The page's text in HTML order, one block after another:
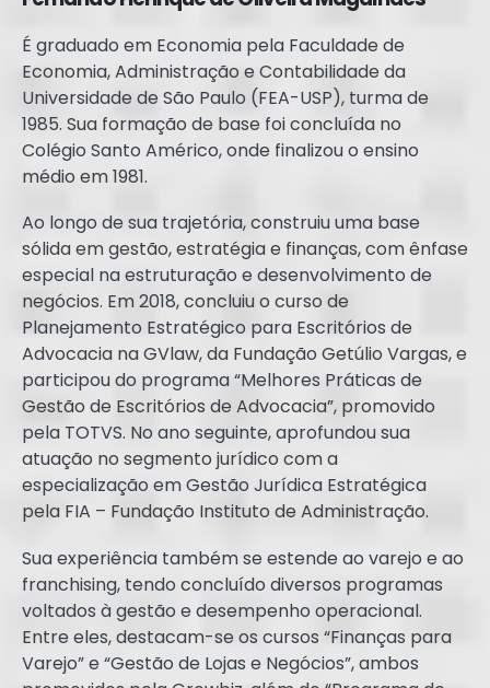
É graduado em Economia pela Faculdade de
Economia, Administração e Contabilidade da
Universidade de São Paulo (FEA-USP), turma de
1985. Sua formação de base foi concluída no
Colégio Santo Américo, onde finalizou o ensino
médio em 1981.
Ao longo de sua trajetória, construiu uma base
sólida em gestão, estratégia e finanças, com ênfase
especial na estruturação e desenvolvimento de
negócios. Em 2018, concluiu o curso de
Planejamento Estratégico para Escritórios de
Advocacia na GVlaw, da Fundação Getúlio Vargas, e
participou do programa “Melhores Práticas de
Gestão de Escritórios de Advocacia”, promovido
pela TOTVS. No ano seguinte, aprofundou sua
atuação no segmento jurídico com a
especialização em Gestão Jurídica Estratégica
pela FIA – Fundação Instituto de Administração.
Sua experiência também se estende ao varejo e ao
franchising, tendo concluído diversos programas
voltados à gestão e desempenho operacional.
Entre eles, destacam-se os cursos “Finanças para
Varejo” e “Gestão de Lojas e Negócios”, ambos